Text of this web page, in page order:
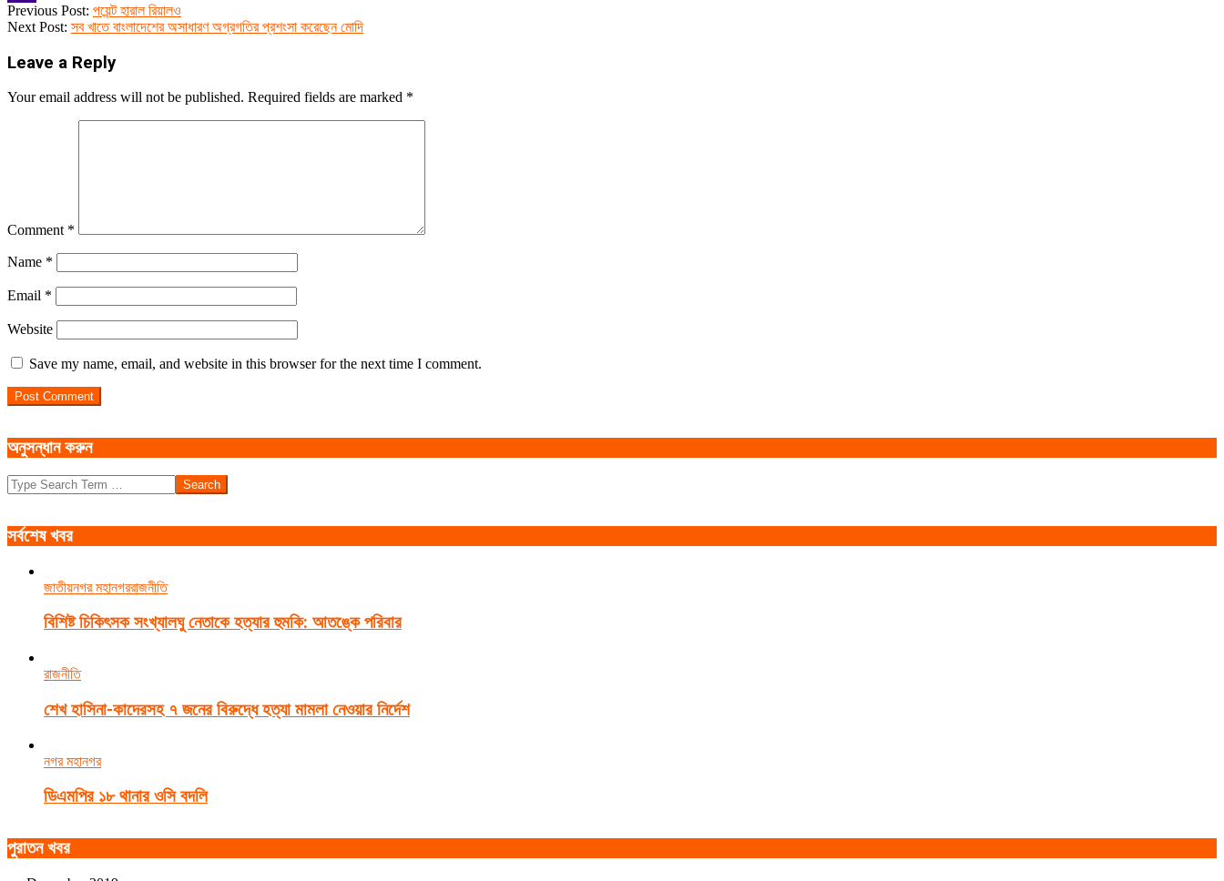
Yahoo
2019-
12-
Previous Post: পয়েন্ট হারাল রিয়ালও
Next Post: সব খাতে বাংলাদেশের অসাধারণ অগ্রগতির প্রশংসা করেছেন মোদি
Leave a Reply
Your email address will not be published. Required fields are marked *
Comment *
Name *
Email *
Website
Save my name, email, and website in this browser for the next time I comment.
অনুসন্ধান করুন
Search
সর্বশেষ খবর
জাতীয়নগর মহানগররাজনীতি
বিশিষ্ট চিকিৎসক সংখ্যালঘু নেতাকে হত্যার হুমকি: আতঙ্কে পরিবার
রাজনীতি
শেখ হাসিনা-কাদেরসহ ৭ জনের বিরুদ্ধে হত্যা মামলা নেওয়ার নির্দেশ
নগর মহানগর
ডিএমপির ১৮ থানার ওসি বদলি
পুরাতন খবর